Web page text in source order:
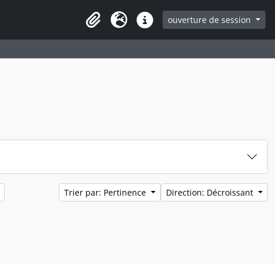
ClipboardLangueLiens rapidesouverture de session
Trier par: Pertinence Direction: Décroissant